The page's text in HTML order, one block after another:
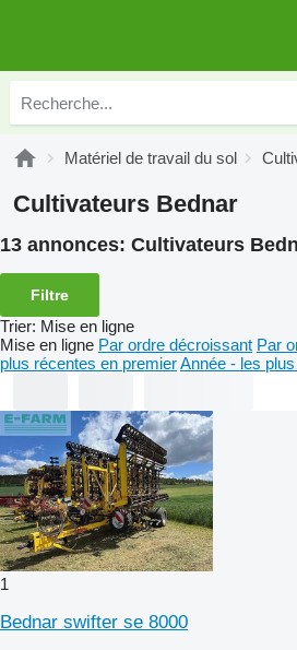
Matériel de travail du sol
Cultivateurs Bednar
13 annonces: Cultivateurs
Filtre
Trier: Mise en ligne
Mise en ligne Par ordre décroissant Par
plus récentes en premierAnnée - les
1
Bednar swifter se 8000